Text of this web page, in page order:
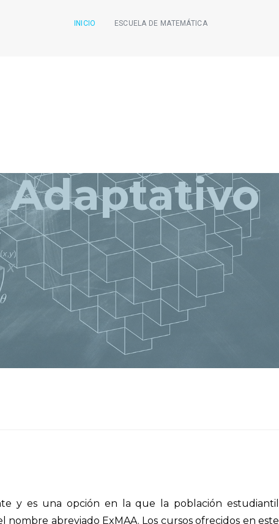
INICIO ESCUELA DE MATEMÁTICA
Adaptativo
y es una opción en la que la población estudiantil
abreviado ExMAA. Los cursos ofrecidos en este